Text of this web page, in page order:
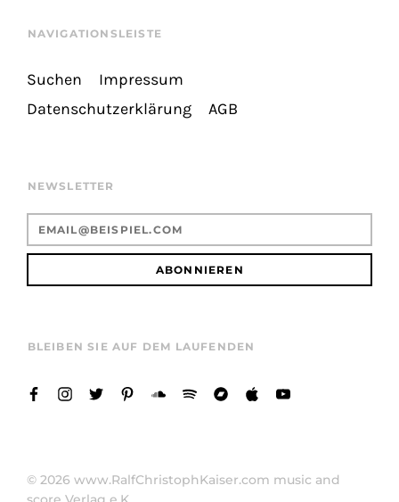
NAVIGATIONSLEISTE
Suchen
Impressum
Datenschutzerklärung
AGB
NEWSLETTER
ABONNIEREN
BLEIBEN SIE AUF DEM LAUFENDEN
© 2026 www.RalfChristophKaiser.com music and